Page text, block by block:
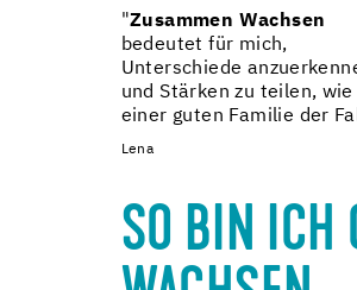
"Zusammen Wachsen
bedeutet für mich,
Unterschiede
und Stärken zu teilen, wie
einer guten Familie der
Lena
SO BIN ICH